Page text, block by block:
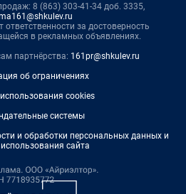
8 (863) 303-41-34 доб. 3335,
ответственности за достоверность
в рекламных объявлениях.
партнёрства: 161pr@shkulev.ru
об ограничениях
cookies
системы
и обработки персональных данных и
сайта